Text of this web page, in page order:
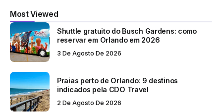
Most Viewed
Shuttle gratuito do Busch Gardens: como
reservar em Orlando em 2026
3 De Agosto De 2026
Praias perto de Orlando: 9 destinos
indicados pela CDO Travel
2 De Agosto De 2026